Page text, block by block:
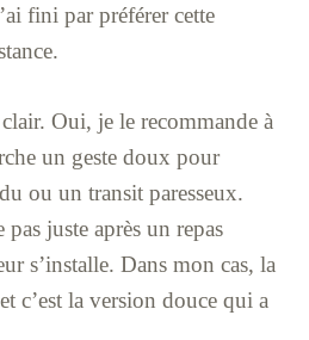
fini par préférer cette
Oui, je le recommande à
un geste doux pour
ou un transit paresseux.
juste après un repas
s’installe. Dans mon cas, la
c’est la version douce qui a